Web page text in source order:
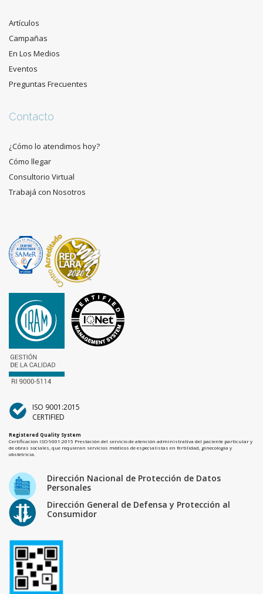
Artículos
Campañas
En Los Medios
Eventos
Preguntas Frecuentes
Contacto
¿Cómo lo atendimos hoy?
Cómo llegar
Consultorio Virtual
Trabajá con Nosotros
ISO 9001:2015
CERTIFIED
Registered Quality System
Certificación ISO 9001:2015 Prestación del servicio de atención administrativa del paciente particular y
de obras sociales, que requieran servicios médicos de especialistas en fertilidad, ginecología y
obstetricia.
Dirección Nacional de Protección de Datos
Personales
Dirección General de Defensa y Protección al
Consumidor